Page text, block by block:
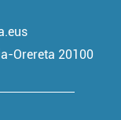
Orereta 20100